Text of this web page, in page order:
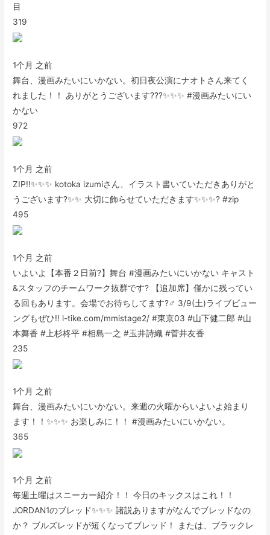
目
319
1个月 之前
舞台、漫画みたいにいかない。初日夜公演にナオトさん来てく
れました！！ ありがとうございます???✨✨✨ #漫画みたいにい
かない
972
1个月 之前
ZIP!!✨✨✨ kotoka izumiさん、イラスト書いていただきありがと
うございます?✨✨ 大切に飾らせていただきます✨✨✨? #zip
495
1个月 之前
いよいよ【本番２日前?】舞台 #漫画みたいにいかない キャスト
&スタッフのチームワーク抜群です? 【追加席】僅かに残ってい
る回もあります。会場でお待ちしてます?‍♂️ 3/9(土)ライブビュー
ングもぜひ‼️ l-tike.com/mmistage2/ #東京03 #山下健二郎 #山
本舞香 #上杉柊平 #相島一之 #玉井詩織 #菅井友香
235
1个月 之前
舞台、漫画みたいにいかない。来週の火曜からいよいよ始まり
ます！！✨✨✨ お楽しみに！！ #漫画みたいにいかない。
365
1个月 之前
毎週土曜はスニーカー紹介！！ 今日のキックスはこれ！！
JORDAN1のブレッド✨✨✨ 諸説ありますがなんでブレッドなの
か？ ブルズレッドが短くなってブレッド！ または、ブラックレ